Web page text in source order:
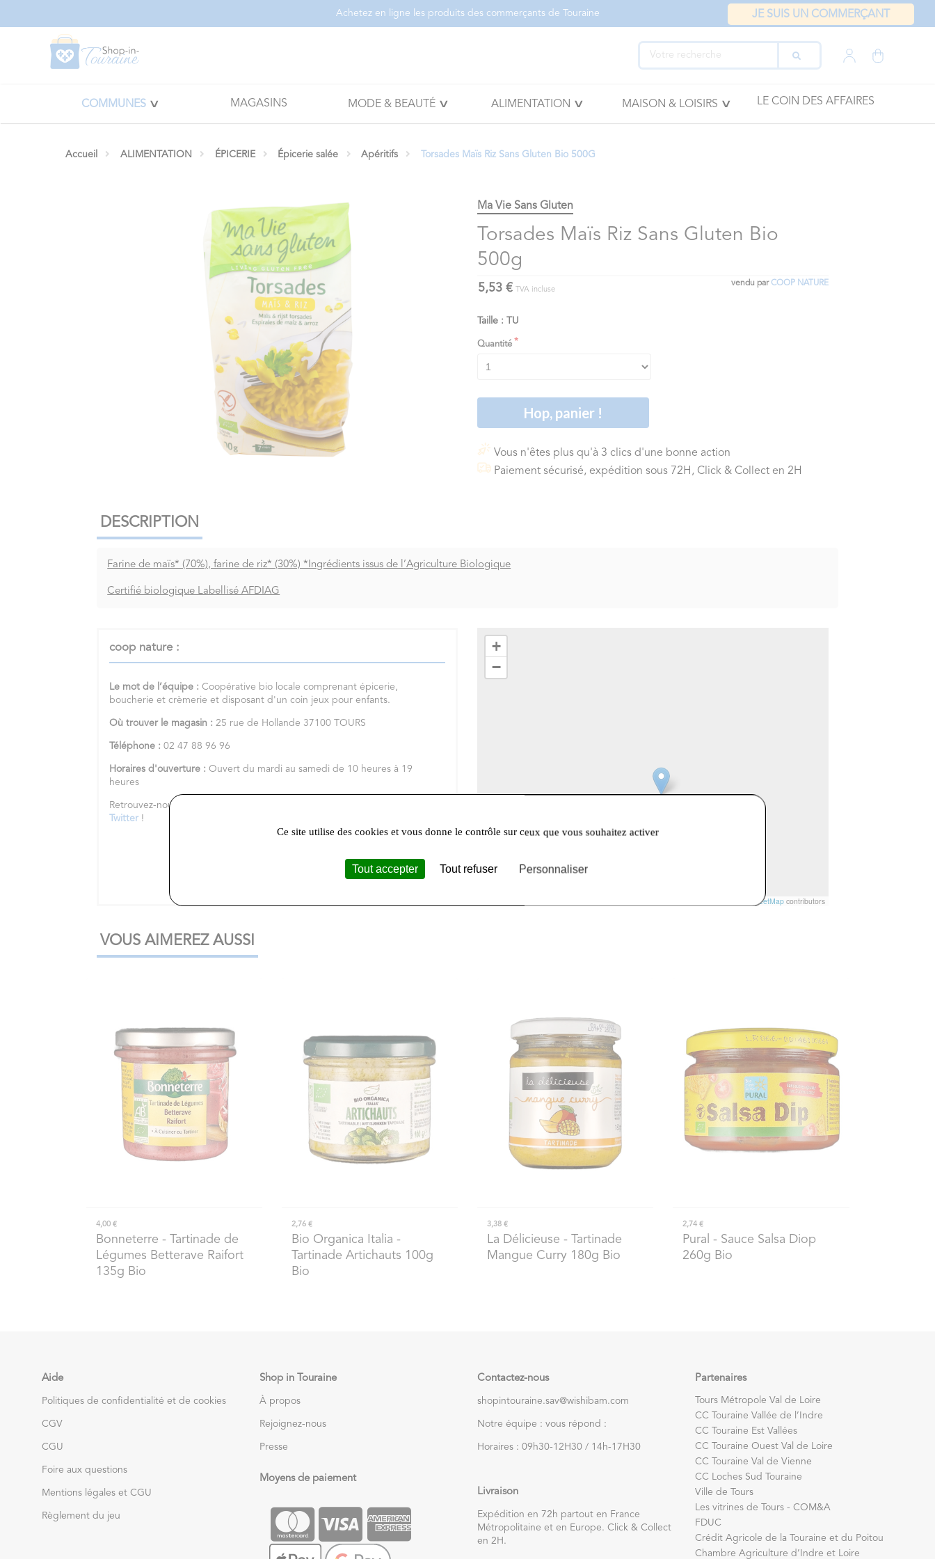
Achetez en ligne les produits des commerçants de Touraine JE SUIS UN COMMERÇANT
COMMUNES MAGASINS MODE & BEAUTÉ ALIMENTATION MAISON & LOISIRS LE COIN DES AFFAIRES
Accueil ALIMENTATION ÉPICERIE Épicerie salée Apéritifs Torsades Maïs Riz Sans Gluten Bio 500G
Ma Vie Sans Gluten
Torsades Maïs Riz Sans Gluten Bio
500g
vendu parCOOP NATURE
5,53 € TVA incluse
Taille : TU
Quantité
Hop, panier !
Vous n'êtes plus qu'à 3 clics d'une bonne action
Paiement sécurisé, expédition sous 72H, Click & Collect en 2H
DESCRIPTION
Farine de maïs* (70%), farine de riz* (30%) *Ingrédients issus de l’Agriculture Biologique
Certifié biologique Labellisé AFDIAG
coop nature :
Le mot de l’équipe :Coopérative bio locale comprenant épicerie,
boucherie et crèmerie et disposant d'un coin jeux pour enfants.
Où trouver le magasin :25 rue de Hollande 37100 TOURS
Téléphone :02 47 88 96 96
Horaires d'ouverture :Ouvert du mardi au samedi de 10 heures à 19
heures
Retrouvez-nous sur notre
Twitter !
+
−
OpenStreetMapcontributors
VOUS AIMEREZ AUSSI
4,00 €
Bonneterre - Tartinade de
Légumes Betterave Raifort
135g Bio
2,76 €
Bio Organica Italia -
Tartinade Artichauts 100g
Bio
3,38 €
La Délicieuse - Tartinade
Mangue Curry 180g Bio
2,74 €
Pural - Sauce Salsa Diop
260g Bio
Aide
Politiques de confidentialité et de cookies
CGV
CGU
Foire aux questions
Mentions légales et CGU
Règlement du jeu
Shop in Touraine
À propos
Rejoignez-nous
Presse
Moyens de paiement
Contactez-nous
shopintouraine.sav@wishibam.com
Notre équipe : vous répond :
Horaires : 09h30-12H30 / 14h-17H30
Livraison
Expédition en 72h partout en France
Métropolitaine et en Europe. Click & Collect
en 2H.
Partenaires
Tours Métropole Val de Loire
CC Touraine Vallée de l’Indre
CC Touraine Est Vallées
CC Touraine Ouest Val de Loire
CC Touraine Val de Vienne
CC Loches Sud Touraine
Ville de Tours
Les vitrines de Tours - COM&A
FDUC
Crédit Agricole de la Touraine et du Poitou
Chambre Agriculture d’Indre et Loire
Ce site utilise des cookies et vous donne le contrôle sur ceux que vous souhaitez activer
Tout accepter Tout refuser Personnaliser